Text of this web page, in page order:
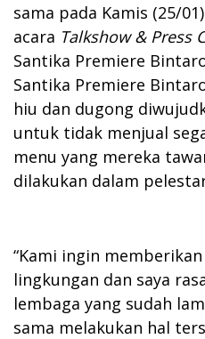
sama pada Kamis (25/
acara Talkshow & Press
Santika Premiere
Santika Premiere
hiu dan dugong
untuk tidak menjual
menu yang mereka
dilakukan dalam
“Kami ingin
lingkungan dan saya
lembaga yang sudah
sama melakukan hal